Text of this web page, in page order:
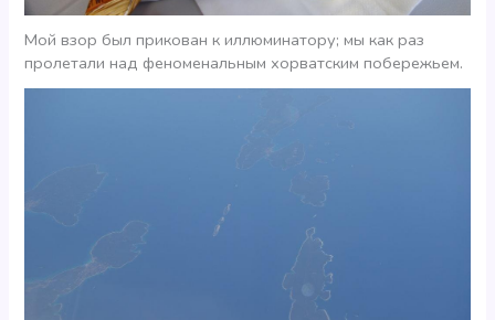
Мой взор был прикован к иллюминатору; мы как раз
пролетали над феноменальным хорватским побережьем.